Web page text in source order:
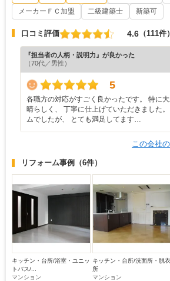
メーカーＦＣ加盟
二級建築士 新築可
口コミ評価 4.6 （111件）
『担当者の人柄・説明力』が良かった
（70代／男性）
5
各職方の対応がすごく良かったです。 特に
晴らしく、 丁寧に仕上げていただきました
ムでしたが、 とても満足してます…
この会社
リフォーム事例 （6件）
キッチン・台所/浴室・ユニッ
トバス/...
マンション
キッチン・台所/洗面所・脱衣
所
マンション